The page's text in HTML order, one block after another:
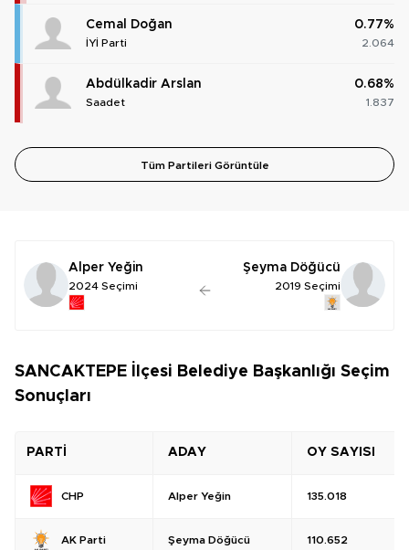
Cemal Doğan
İYİ Parti
0.77%
2.064
Abdülkadir Arslan
Saadet
0.68%
1.837
Tüm Partileri Görüntüle
Alper Yeğin
2024 Seçimi
Şeyma Döğücü
2019 Seçimi
SANCAKTEPE İlçesi Belediye Başkanlığı Seçim
Sonuçları
PARTİ ADAY OY SAYISI
CHP Alper Yeğin 135.018
AK Parti Şeyma Döğücü 110.652